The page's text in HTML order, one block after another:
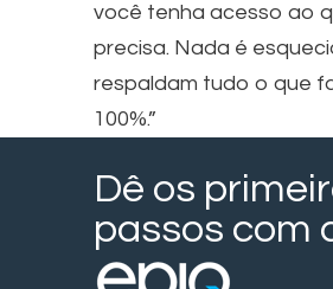
você tenha acesso ao
precisa. Nada é
respaldam tudo o que
100%.”
Dê os
passos com